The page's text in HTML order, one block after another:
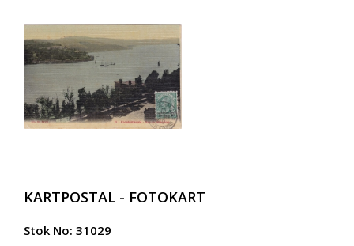
KARTPOSTAL - FOTOKART
Stok No: 31029